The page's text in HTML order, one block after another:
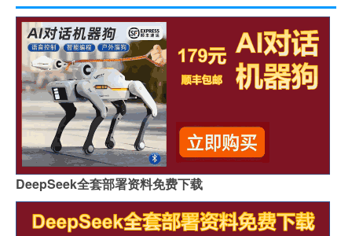
DeepSeek全套部署资料免费下载